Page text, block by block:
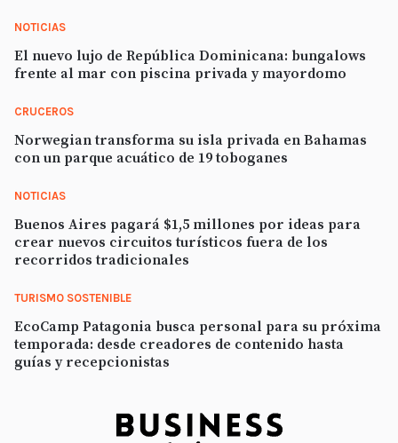
NOTICIAS
El nuevo lujo de República Dominicana: bungalows
frente al mar con piscina privada y mayordomo
CRUCEROS
Norwegian transforma su isla privada en Bahamas
con un parque acuático de 19 toboganes
NOTICIAS
Buenos Aires pagará $1,5 millones por ideas para
crear nuevos circuitos turísticos fuera de los
recorridos tradicionales
TURISMO SOSTENIBLE
EcoCamp Patagonia busca personal para su próxima
temporada: desde creadores de contenido hasta
guías y recepcionistas